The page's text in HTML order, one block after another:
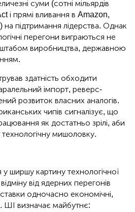
суми (сотні мільярдів
і прямі вливання в Amazon,
підтримання лідерства. Однак
перегони виграються не
виробництва, державною
здатність обходити
імпорт, реверс-
розвиток власних аналогів.
чипів сигналізує, що
як достатньо зрілі, аби
мишоловку.
ширшу картину технологічної
від ядерних перегонів
одночасно економічні,
ШІ визначає майбутнє: